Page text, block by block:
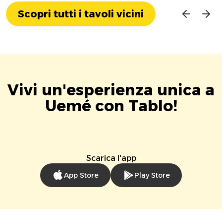
Scopri tutti i tavoli vicini
Vivi un'esperienza unica a
Uemé con Tablo!
Scarica l'app
App Store Play Store